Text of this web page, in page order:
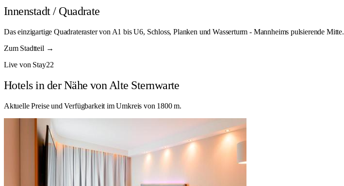
Innenstadt / Quadrate
Das einzigartige Quadrateraster von A1 bis U6, Schloss, Planken und Wasserturm - Mannheims pulsierende Mitte.
Zum Stadtteil →
Live von Stay22
Hotels in der Nähe von Alte Sternwarte
Aktuelle Preise und Verfügbarkeit im Umkreis von 1800 m.